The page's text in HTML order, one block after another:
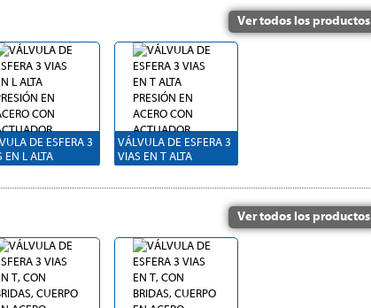
Ver todos los productos
DE ESFERA 3
EN L ALTA
ACTUADOR
VÁLVULA DE ESFERA 3
VIAS EN T ALTA
CON ACTUADOR
Ver todos los productos